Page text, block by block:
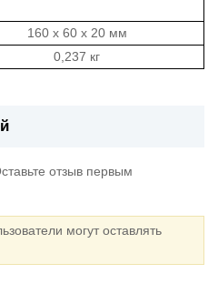
160 х 60 х 20 мм
0,237 кг
отзыв первым
могут оставлять